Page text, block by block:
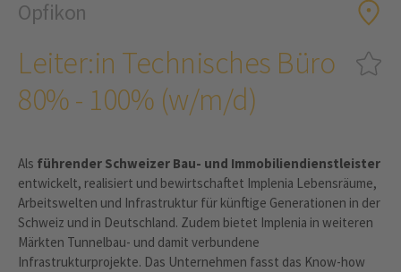
Opfikon
Leiter:in Technisches Büro
80% - 100% (w/m/d)
Als führender Schweizer Bau- und Immobiliendienstleister
entwickelt, realisiert und bewirtschaftet Implenia Lebensräume,
Arbeitswelten und Infrastruktur für künftige Generationen in der
Schweiz und in Deutschland. Zudem bietet Implenia in weiteren
Märkten Tunnelbau- und damit verbundene
Infrastrukturprojekte. Das Unternehmen fasst das Know-how